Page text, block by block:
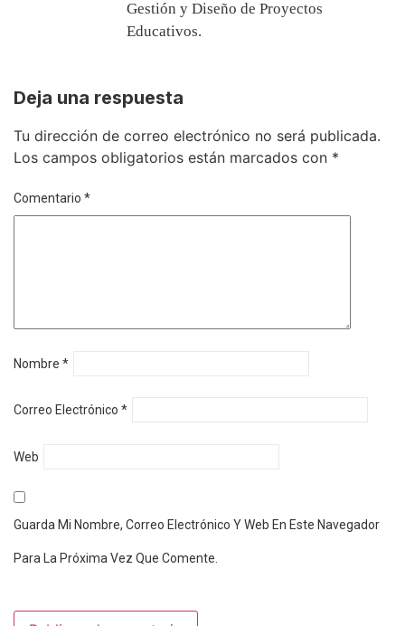
Gestión y Diseño de Proyectos
Educativos.
Deja una respuesta
Tu dirección de correo electrónico no será publicada.
Los campos obligatorios están marcados con *
Comentario *
Nombre *
Correo Electrónico *
Web
Guarda Mi Nombre, Correo Electrónico Y Web En Este Navegador
Para La Próxima Vez Que Comente.